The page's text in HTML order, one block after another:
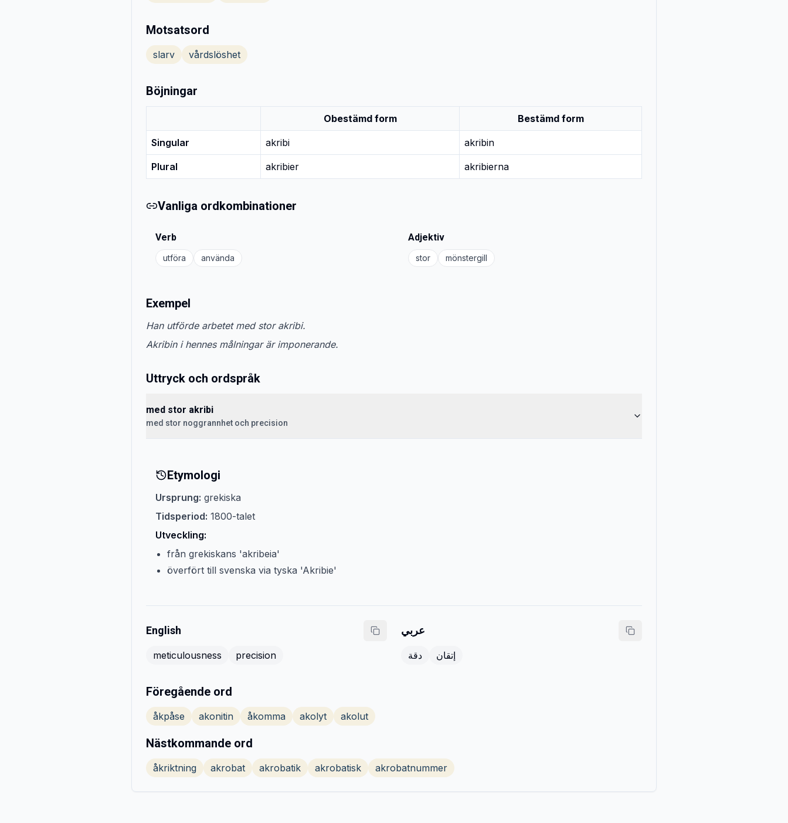
Motsatsord
slarv vårdslöshet
Böjningar
Obestämd form Bestämd form
Singular akribi akribin
Plural akribier akribierna
Vanliga ordkombinationer
Verb
utföra använda
Adjektiv
stor mönstergill
Exempel
Han utförde arbetet med stor akribi.
Akribin i hennes målningar är imponerande.
Uttryck och ordspråk
med stor akribi
med stor noggrannhet och precision
Etymologi
Ursprung: grekiska
Tidsperiod: 1800-talet
Utveckling:
från grekiskans 'akribeia'
överfört till svenska via tyska 'Akribie'
English
meticulousness precision
عربي
دقة إتقان
Föregående ord
åkpåse akonitin åkomma akolyt akolut
Nästkommande ord
åkriktning akrobat akrobatik akrobatisk akrobatnummer